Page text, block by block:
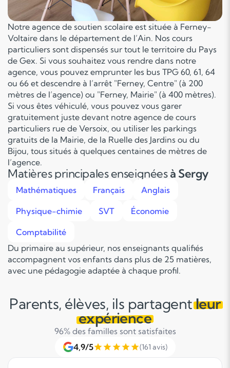
Notre agence de soutien scolaire est située à Ferney-
Voltaire dans le département de l’Ain. Nos cours
particuliers sont dispensés sur tout le territoire du Pays
de Gex. Si vous souhaitez vous rendre dans notre
agence, vous pouvez emprunter les bus TPG 60, 61, 64
ou 66 et descendre à l’arrêt "Ferney, Centre" (à 200
mètres de l’agence) ou "Ferney, Mairie" (à 400 mètres).
Si vous êtes véhiculé, vous pouvez vous garer
gratuitement juste devant notre agence de cours
particuliers rue de Versoix, ou utiliser les parkings
gratuits de la Mairie, de la Ruelle des Jardins ou du
Bijou, tous situés à quelques centaines de mètres de
l’agence.
Matières principales enseignéesà Sergy
Mathématiques Français Anglais
Physique-chimie SVT Économie
Comptabilité
Du primaire au supérieur, nos enseignants qualifiés
accompagnent vos enfants dans plus de 25 matières,
avec une pédagogie adaptée à chaque profil.
Parents, élèves, ils partagentleur
expérience
96% des familles sont satisfaites
4,9/5
(161 avis)